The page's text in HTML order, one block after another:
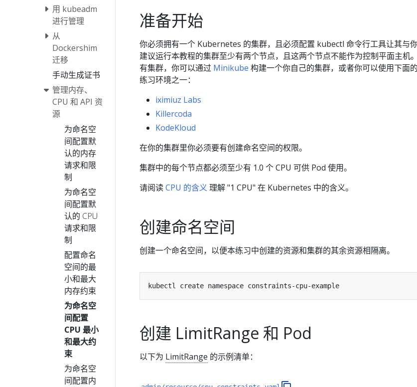
用 kubeadm
进行管理
从
Dockershim
迁移
手动生成证书
管理内存、
CPU 和 API 资
源
为命名空
间配置默
认的内存
请求和限
制
为命名空
间配置默
认的 CPU
请求和限
制
配置命名
空间的最
小和最大
内存约束
为命名空
间配置
CPU 最小
和最大约
束
为命名空
间配置内
准备开始
你必须拥有一个 Kubernetes 的集群，且必须配置 kubectl 命令行工具让其与你
建议运行本教程的集群至少有两个节点，且这两个节点不能作为控制平面主机
有集群，你可以通过 Minikube 构建一个你自己的集群，或者你可以使用下面
练习环境之一：
iximiuz Labs
Killercoda
KodeKloud
在你的集群里你必须要有创建命名空间的权限。
集群中的每个节点都必须至少有 1.0 个 CPU 可供 Pod 使用。
请阅读CPU 的含义 理解 "1 CPU" 在 Kubernetes 中的含义。
创建命名空间
创建一个命名空间，以便本练习中创建的资源和集群的其余资源相隔离。
创建 LimitRange 和 Pod
以下为 LimitRange 的示例清单：